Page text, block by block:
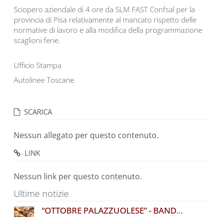
Sciopero aziendale di 4 ore da SLM FAST Confsal per la
provincia di Pisa relativamente al mancato rispetto delle
normative di lavoro e alla modifica della programmazione
scaglioni ferie.
Ufficio Stampa
Autolinee Toscane
SCARICA
Nessun allegato per questo contenuto.
LINK
Nessun link per questo contenuto.
Ultime notizie
“OTTOBRE PALAZZUOLESE” - BANDO COMUNALE PER L’ASSEGNAZIONE DI POSTEGGI